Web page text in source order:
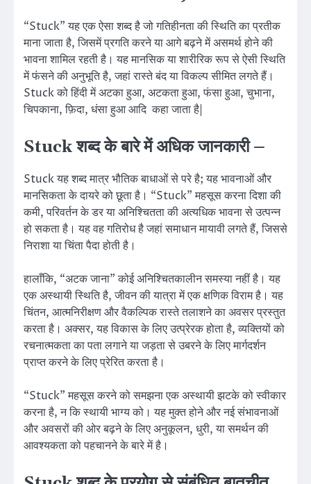
“Stuck” यह एक ऐसा शब्द है जो गतिहीनता की स्थिति का प्रतीक
माना जाता है, जिसमें प्रगति करने या आगे बढ़ने में असमर्थ होने की
भावना शामिल रहती है। यह मानसिक या शारीरिक रूप से ऐसी स्थिति
में फंसने की अनुभूति है, जहां रास्ते बंद या विकल्प सीमित लगते हैं।
Stuck को हिंदी में अटका हुआ, अटकता हुआ, फंसा हुआ, चुभाना,
चिपकाना, फ़िदा, धंसा हुआ आदि कहा जाता है|
Stuck शब्द के बारे में अधिक जानकारी –
Stuck यह शब्द मात्र भौतिक बाधाओं से परे है; यह भावनाओं और
मानसिकता के दायरे को छूता है। “Stuck” महसूस करना दिशा की
कमी, परिवर्तन के डर या अनिश्चितता की अत्यधिक भावना से उत्पन्न
हो सकता है। यह वह गतिरोध है जहां समाधान मायावी लगते हैं, जिससे
निराशा या चिंता पैदा होती है।
हालाँकि, “अटक जाना” कोई अनिश्चितकालीन समस्या नहीं है। यह
एक अस्थायी स्थिति है, जीवन की यात्रा में एक क्षणिक विराम है। यह
चिंतन, आत्मनिरीक्षण और वैकल्पिक रास्ते तलाशने का अवसर प्रस्तुत
करता है। अक्सर, यह विकास के लिए उत्प्रेरक होता है, व्यक्तियों को
रचनात्मकता का पता लगाने या जड़ता से उबरने के लिए मार्गदर्शन
प्राप्त करने के लिए प्रेरित करता है।
“Stuck” महसूस करने को समझना एक अस्थायी झटके को स्वीकार
करना है, न कि स्थायी भाग्य को। यह मुक्त होने और नई संभावनाओं
और अवसरों की ओर बढ़ने के लिए अनुकूलन, धुरी, या समर्थन की
आवश्यकता को पहचानने के बारे में है।